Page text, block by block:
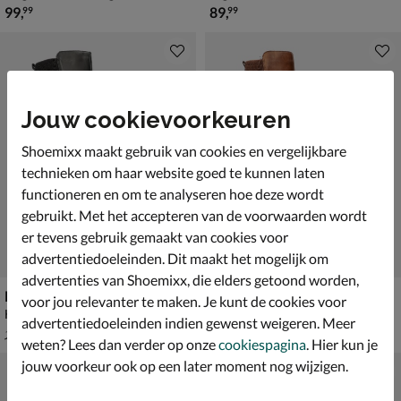
€ 99,99
99,99 € 89,99
89,99
Remonte
Hoge laarzen - zwart
van € 129,99 voor € 90,99
129 90 ,99
Remonte
van € 129,99 voor € 90,99
129 90 ,99
Jouw cookievoorkeuren
Shoemixx maakt gebruik van cookies en vergelijkbare
technieken om haar website goed te kunnen laten
functioneren en om te analyseren hoe deze wordt
gebruikt. Met het accepteren van de voorwaarden wordt
er tevens gebruik gemaakt van cookies voor
advertentiedoeleinden. Dit maakt het mogelijk om
advertenties van Shoemixx, die elders getoond worden,
voor jou relevanter te maken. Je kunt de cookies voor
advertentiedoeleinden indien gewenst weigeren. Meer
weten? Lees dan verder op onzecookiespagina. Hier kun je
jouw voorkeur ook op een later moment nog wijzigen.